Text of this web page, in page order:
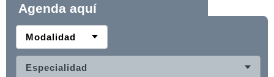
Agenda aquí
Modalidad
Especialidad